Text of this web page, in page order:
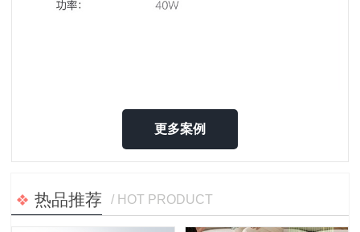
更多案例
热品推荐 / HOT PRODUCT